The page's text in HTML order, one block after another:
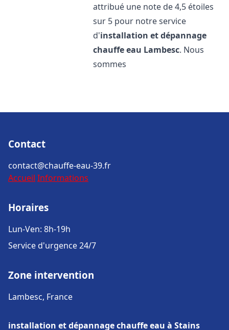
attribué une note de 4,5 étoiles
sur 5 pour notre service
d'installation et dépannage
chauffe eau Lambesc. Nous
sommes
Contact
contact@chauffe-eau-39.fr
Accueil Informations
Horaires
Lun-Ven: 8h-19h
Service d'urgence 24/7
Zone intervention
Lambesc, France
installation et dépannage chauffe eau à Stains